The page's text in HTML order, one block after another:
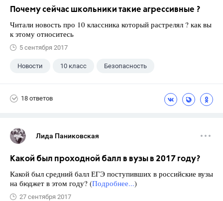
Почему сейчас школьники такие агрессивные ?
Читали новость про 10 классника который растрелял ? как вы
к этому относитесь
5 сентября 2017
Новости 10 класс Безопасность
18 ответов
Лида Паниковская
Какой был проходной балл в вузы в 2017 году?
Какой был средний балл ЕГЭ поступивших в российские вузы
на бюджет в этом году? (Подробнее...)
27 сентября 2017